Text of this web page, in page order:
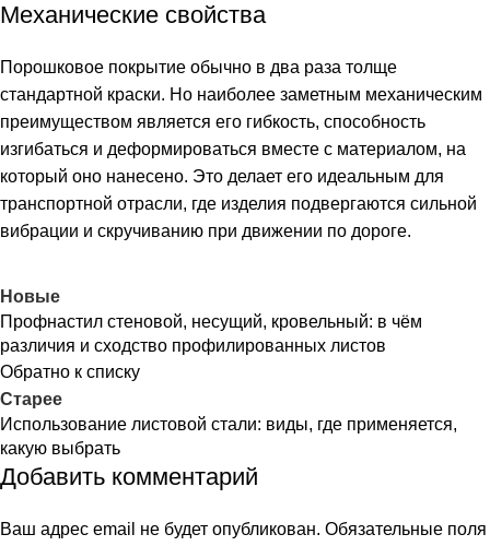
Механические свойства
Порошковое покрытие обычно в два раза толще
стандартной краски. Но наиболее заметным механическим
преимуществом является его гибкость, способность
изгибаться и деформироваться вместе с материалом, на
который оно нанесено. Это делает его идеальным для
транспортной отрасли, где изделия подвергаются сильной
вибрации и скручиванию при движении по дороге.
Новые
Профнастил стеновой, несущий, кровельный: в чём
различия и сходство профилированных листов
Обратно к списку
Старее
Использование листовой стали: виды, где применяется,
какую выбрать
Добавить комментарий
Ваш адрес email не будет опубликован. Обязательные поля